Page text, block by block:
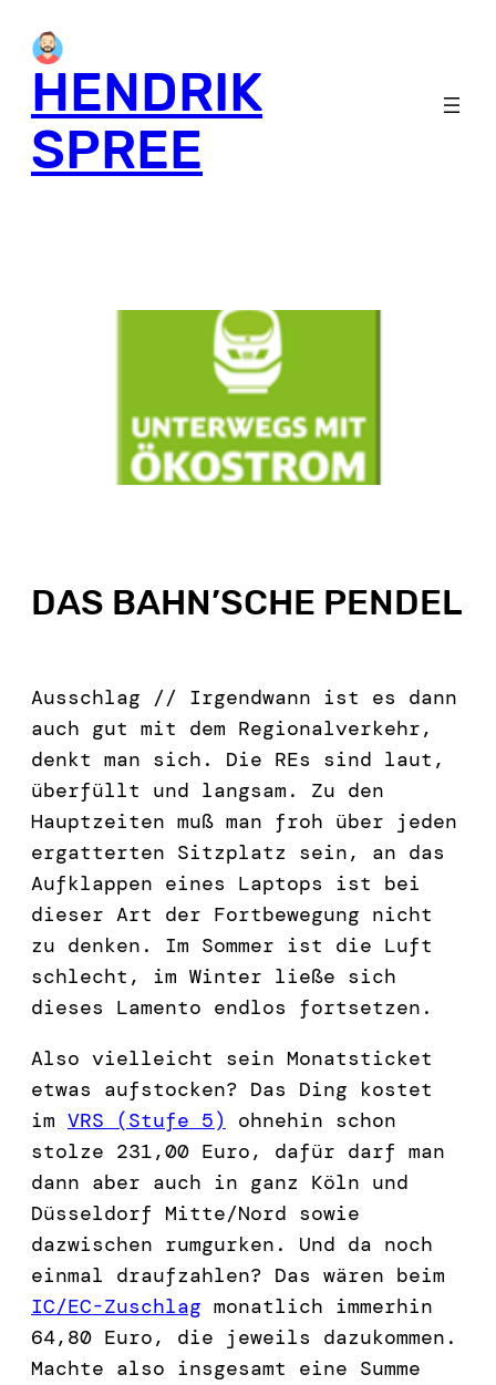
HENDRIK
SPREE
DAS BAHN’SCHE PENDEL
Ausschlag // Irgendwann ist es dann
auch gut mit dem Regionalverkehr,
denkt man sich. Die REs sind laut,
überfüllt und langsam. Zu den
Hauptzeiten muß man froh über jeden
ergatterten Sitzplatz sein, an das
Aufklappen eines Laptops ist bei
dieser Art der Fortbewegung nicht
zu denken. Im Sommer ist die Luft
schlecht, im Winter ließe sich
dieses Lamento endlos fortsetzen.
Also vielleicht sein Monatsticket
etwas aufstocken? Das Ding kostet
im VRS (Stufe 5)
ohnehin schon
stolze 231,00 Euro, dafür darf man
dann aber auch in ganz Köln und
Düsseldorf Mitte/Nord sowie
dazwischen rumgurken. Und da noch
einmal draufzahlen? Das wären beim
IC/EC-Zuschlag monatlich immerhin
64,80 Euro, die jeweils dazukommen.
Machte also insgesamt eine Summe